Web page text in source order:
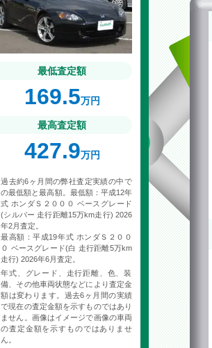
最低査定額
169.5万円
最高査定額
427.9万円
過去約6ヶ月間の弊社査定実績の中で
の最低額と最高額。最低額：平成12年
式 ホンダＳ２０００ ベースグレード
(シルバー 走行距離15万km走行) 2026
年2月査定。
最高額：平成19年式 ホンダＳ２００
０ ベースグレード(白 走行距離5万km
走行) 2026年6月査定。
年式、グレード、走行距離、色、装
備、その他車両状態などにより査定金
額は変わります。過去6ヶ月間の実績
で現在の査定金額を示すものではあり
ません。画像はイメージで画像の車両
の査定金額を示すものではありませ
ん。